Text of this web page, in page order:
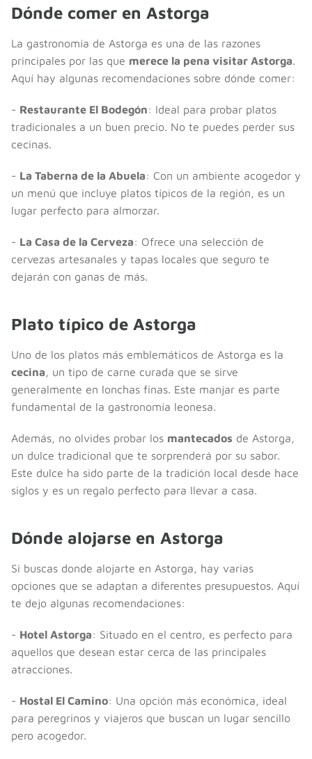
Dónde comer en Astorga
La gastronomía de Astorga es una de las razones
principales por las que merece la pena visitar Astorga.
Aquí hay algunas recomendaciones sobre dónde comer:
- Restaurante El Bodegón: Ideal para probar platos
tradicionales a un buen precio. No te puedes perder sus
cecinas.
- La Taberna de la Abuela: Con un ambiente acogedor y
un menú que incluye platos típicos de la región, es un
lugar perfecto para almorzar.
- La Casa de la Cerveza: Ofrece una selección de
cervezas artesanales y tapas locales que seguro te
dejarán con ganas de más.
Plato típico de Astorga
Uno de los platos más emblemáticos de Astorga es la
cecina, un tipo de carne curada que se sirve
generalmente en lonchas finas. Este manjar es parte
fundamental de la gastronomía leonesa.
Además, no olvides probar los mantecados de Astorga,
un dulce tradicional que te sorprenderá por su sabor.
Este dulce ha sido parte de la tradición local desde hace
siglos y es un regalo perfecto para llevar a casa.
Dónde alojarse en Astorga
Si buscas donde alojarte en Astorga, hay varias
opciones que se adaptan a diferentes presupuestos. Aquí
te dejo algunas recomendaciones:
- Hotel Astorga: Situado en el centro, es perfecto para
aquellos que desean estar cerca de las principales
atracciones.
- Hostal El Camino: Una opción más económica, ideal
para peregrinos y viajeros que buscan un lugar sencillo
pero acogedor.